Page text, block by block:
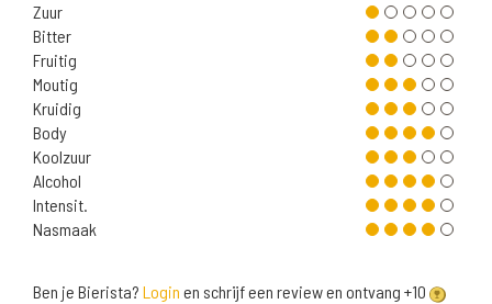
Zuur
Bitter
Fruitig
Moutig
Kruidig
Body
Koolzuur
Alcohol
Intensit.
Nasmaak
Ben je Bierista? Login en schrijf een review en ontvang +10